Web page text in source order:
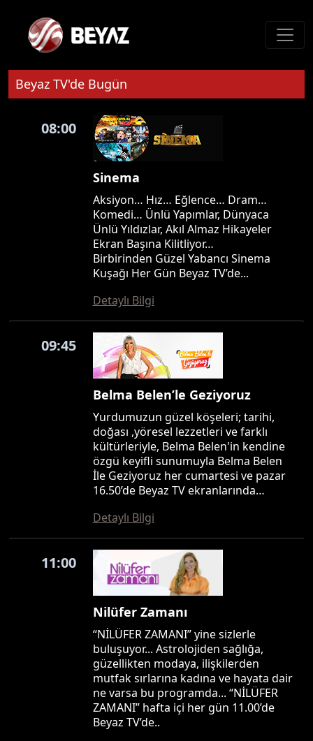
Beyaz TV'de Bugün
08:00
Sinema
Aksiyon… Hız… Eğlence… Dram…
Komedi… Ünlü Yapımlar, Dünyaca
Ünlü Yıldızlar, Akıl Almaz Hikayeler
Ekran Başına Kilitliyor…
Birbirinden Güzel Yabancı Sinema
Kuşağı Her Gün Beyaz TV’de...
Detaylı Bilgi
09:45
Belma Belen’le Geziyoruz
Yurdumuzun güzel köşeleri; tarihi,
doğası ,yöresel lezzetleri ve farklı
kültürleriyle, Belma Belen'in kendine
özgü keyifli sunumuyla Belma Belen
İle Geziyoruz her cumartesi ve pazar
16.50’de Beyaz TV ekranlarında…
Detaylı Bilgi
11:00
Nilüfer Zamanı
“NİLÜFER ZAMANI” yine sizlerle
buluşuyor... Astrolojiden sağlığa,
güzellikten modaya, ilişkilerden
mutfak sırlarına kadına ve hayata dair
ne varsa bu programda... “NİLÜFER
ZAMANI” hafta içi her gün 11.00’de
Beyaz TV’de..